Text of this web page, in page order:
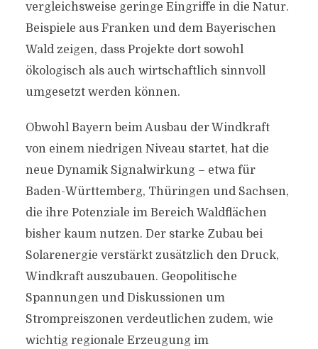
vergleichsweise geringe Eingriffe in die Natur.
Beispiele aus Franken und dem Bayerischen
Wald zeigen, dass Projekte dort sowohl
ökologisch als auch wirtschaftlich sinnvoll
umgesetzt werden können.
Obwohl Bayern beim Ausbau der Windkraft
von einem niedrigen Niveau startet, hat die
neue Dynamik Signalwirkung – etwa für
Baden-Württemberg, Thüringen und Sachsen,
die ihre Potenziale im Bereich Waldflächen
bisher kaum nutzen. Der starke Zubau bei
Solarenergie verstärkt zusätzlich den Druck,
Windkraft auszubauen. Geopolitische
Spannungen und Diskussionen um
Strompreiszonen verdeutlichen zudem, wie
wichtig regionale Erzeugung im